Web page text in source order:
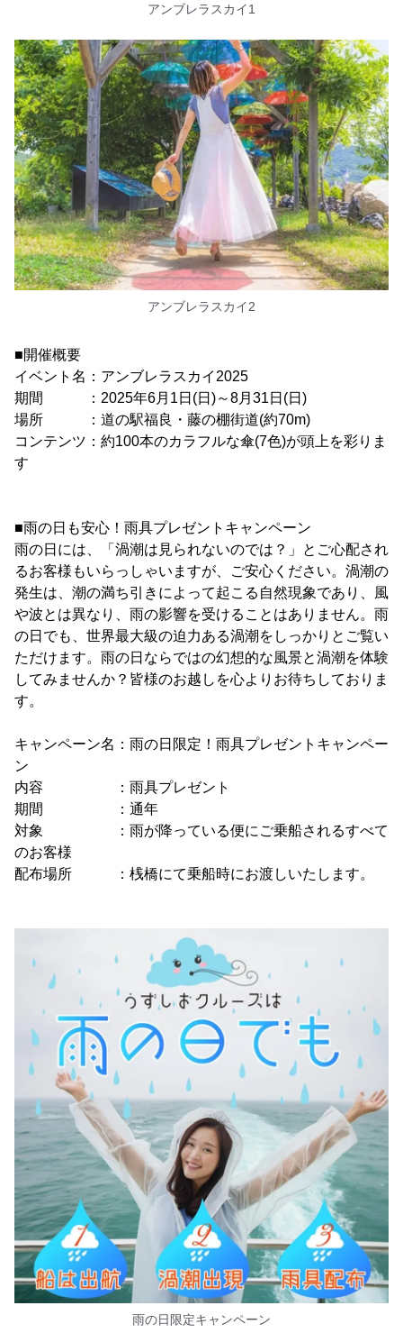
アンブレラスカイ1
アンブレラスカイ2
■開催概要
イベント名：アンブレラスカイ2025
期間 ：2025年6月1日(日)～8月31日(日)
場所 ：道の駅福良・藤の棚街道(約70m)
コンテンツ：約100本のカラフルな傘(7色)が頭上を彩りま
す
■雨の日も安心！雨具プレゼントキャンペーン
雨の日には、「渦潮は見られないのでは？」とご心配され
るお客様もいらっしゃいますが、ご安心ください。渦潮の
発生は、潮の満ち引きによって起こる自然現象であり、風
や波とは異なり、雨の影響を受けることはありません。雨
の日でも、世界最大級の迫力ある渦潮をしっかりとご覧い
ただけます。雨の日ならではの幻想的な風景と渦潮を体験
してみませんか？皆様のお越しを心よりお待ちしておりま
す。
キャンペーン名：雨の日限定！雨具プレゼントキャンペー
ン
内容 ：雨具プレゼント
期間 ：通年
対象 ：雨が降っている便にご乗船されるすべて
のお客様
配布場所 ：桟橋にて乗船時にお渡しいたします。
雨の日限定キャンペーン